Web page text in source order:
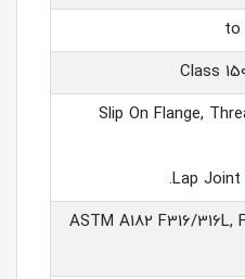
Class
Slip On Flange,
Lap Joint
ASTM A182 F316/316L,